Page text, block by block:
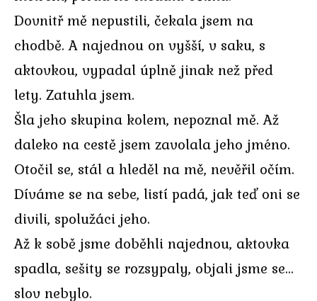
Dovnitř mě nepustili, čekala jsem na
chodbě. A najednou on vyšší, v saku, s
aktovkou, vypadal úplně jinak než před
lety. Zatuhla jsem.
Šla jeho skupina kolem, nepoznal mě. Až
daleko na cestě jsem zavolala jeho jméno.
Otočil se, stál a hleděl na mě, nevěřil očím.
Díváme se na sebe, listí padá, jak teď oni se
divili, spolužáci jeho.
Až k sobě jsme doběhli najednou, aktovka
spadla, sešity se rozsypaly, objali jsme se…
slov nebylo.